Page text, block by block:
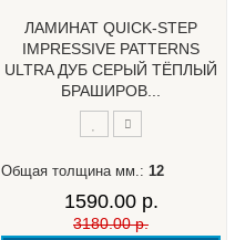
ЛАМИНАТ QUICK-STEP
IMPRESSIVE PATTERNS
ULTRA ДУБ СЕРЫЙ ТЁПЛЫЙ
БРАШИРОВ...
Общая толщина мм.: 12
1590.00 р.
3180.00 р.